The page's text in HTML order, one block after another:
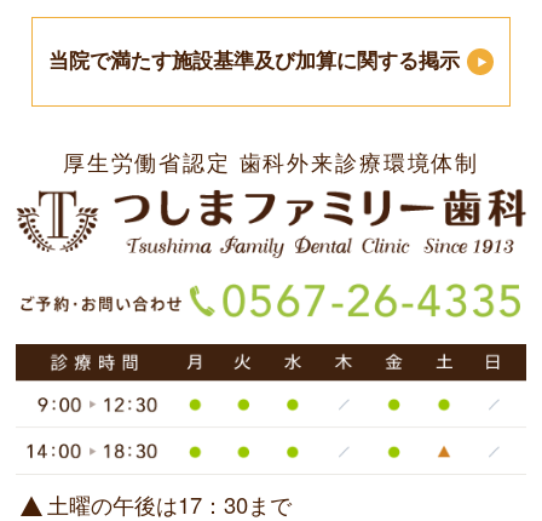
当院で満たす施設基準及び加算に関する掲示
厚生労働省認定 歯科外来診療環境体制
土曜の午後は17：30まで